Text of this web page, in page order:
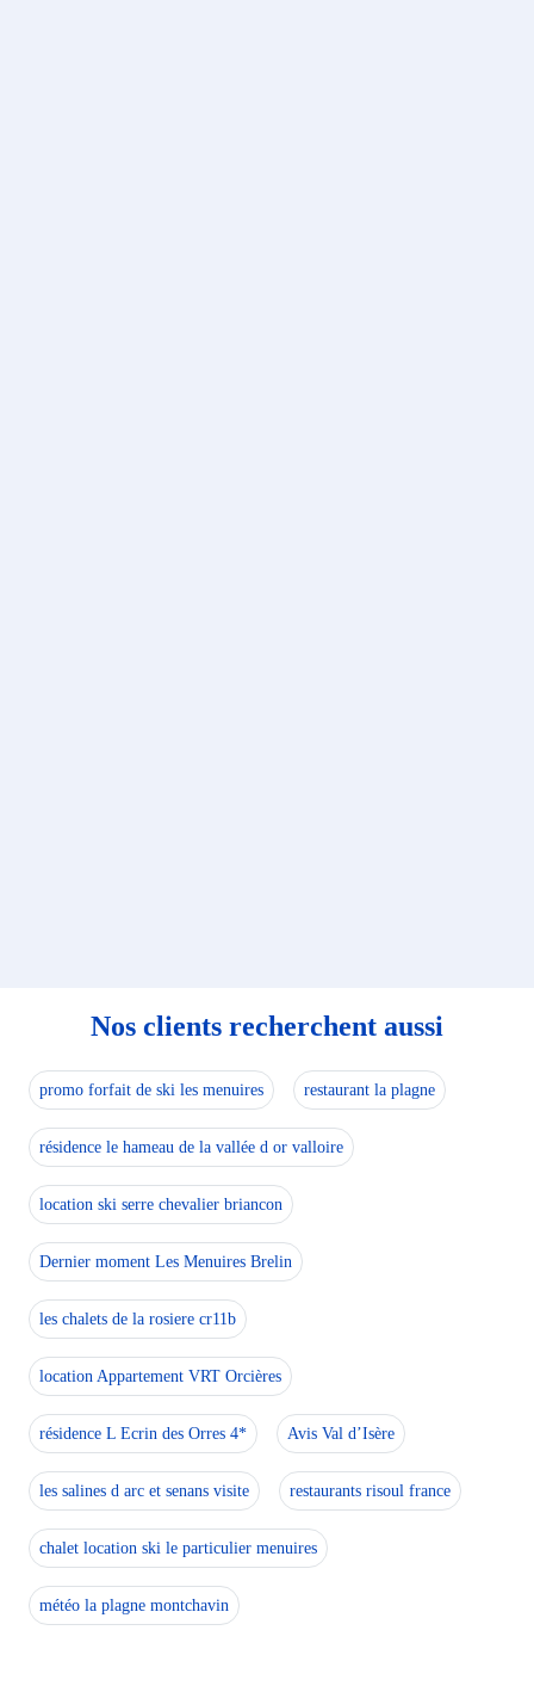
Nos clients recherchent aussi
promo forfait de ski les menuires restaurant la plagne
résidence le hameau de la vallée d or valloire
location ski serre chevalier briancon
Dernier moment Les Menuires Brelin
les chalets de la rosiere cr11b
location Appartement VRT Orcières
résidence L Ecrin des Orres 4* Avis Val d’Isère
les salines d arc et senans visite restaurants risoul france
chalet location ski le particulier menuires
météo la plagne montchavin